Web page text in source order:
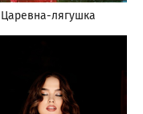
Царевна-лягушка